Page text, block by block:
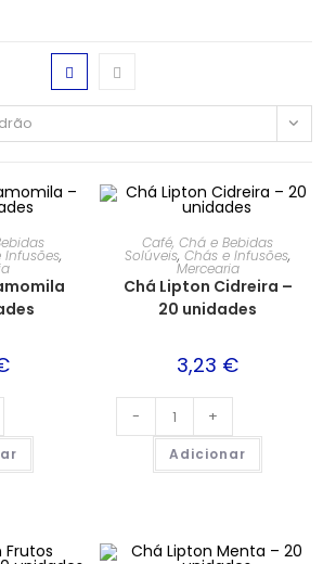
Infusões,
Café, Chá e Bebidas
Solúveis,Chás e Infusões,
Mercearia
Chá Lipton Cidreira –
20 unidades
3,23 €
- +
Adicionar